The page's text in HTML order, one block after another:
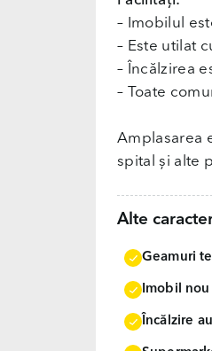
– Imobilul
– Este utilat
– Încălzirea
– Toate
Amplasarea
spital și alte
Alte
Geamuri
Imobil nou
Încălzire